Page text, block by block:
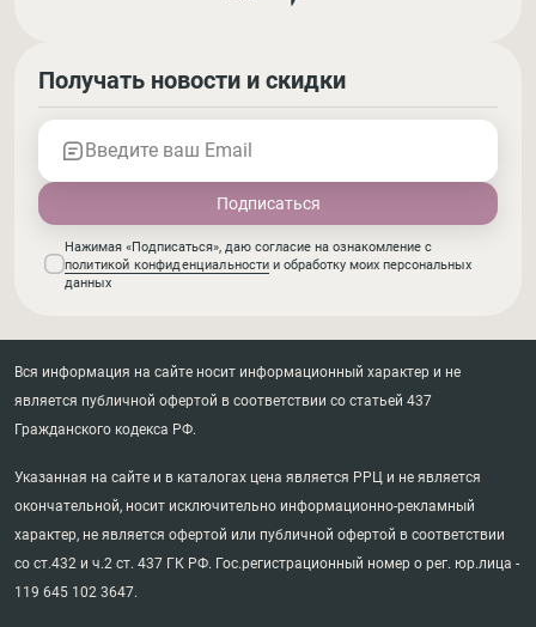
Получать новости и скидки
Введите ваш Email
Нажимая «Подписаться», даю согласие на ознакомление с
политикой конфиденциальности и обработку моих персональных
данных
Вся информация на сайте носит информационный характер и не
является публичной офертой в соответствии со статьей 437
Гражданского кодекса РФ.
Указанная на сайте и в каталогах цена является РРЦ и не является
окончательной, носит исключительно информационно-рекламный
характер, не является офертой или публичной офертой в соответствии
со ст.432 и ч.2 ст. 437 ГК РФ. Гос.регистрационный номер о рег. юр.лица -
119 645 102 3647.